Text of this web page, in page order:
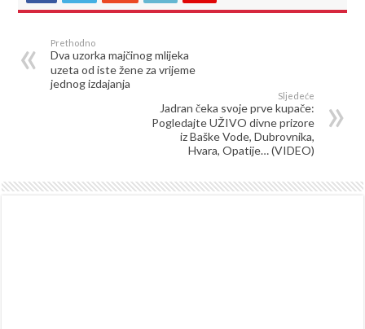
Prethodno
Dva uzorka majčinog mlijeka
uzeta od iste žene za vrijeme
jednog izdajanja
Sljedeće
Jadran čeka svoje prve kupače:
Pogledajte UŽIVO divne prizore
iz Baške Vode, Dubrovnika,
Hvara, Opatije… (VIDEO)